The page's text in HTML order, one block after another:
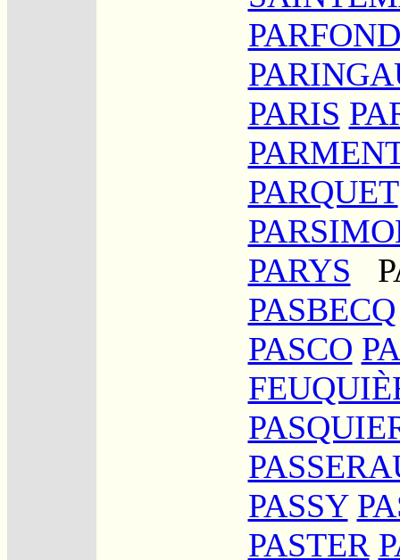
PARIS
PARQUET
PARYS
PASBECQ
PASCO
PASSY
PASTER